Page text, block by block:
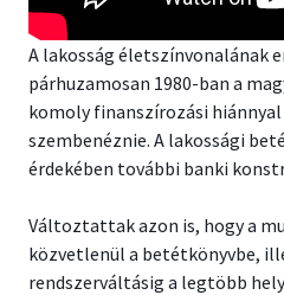
A lakosság életszínvonalának
párhuzamosan 1980-ban a
komoly finanszírozási
szembenéznie. A lakossági
érdekében további banki
Változtattak azon is, hogy a
közvetlenül a betétkönyvbe,
rendszerváltásig a legtöbb